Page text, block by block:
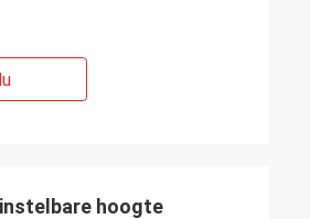
hoogte